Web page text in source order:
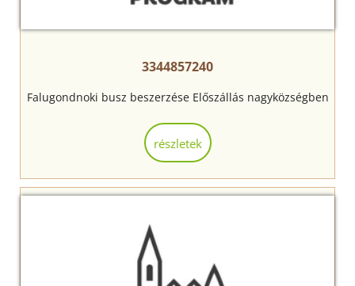
3344857240
Falugondnoki busz beszerzése Előszállás nagyközségben
részletek